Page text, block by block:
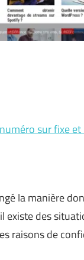
sur fixe
la manière
existe des
raisons de